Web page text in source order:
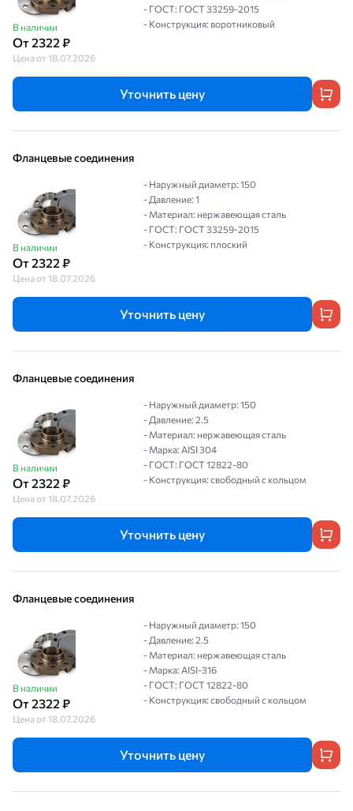
В наличии
От 2322 ₽
Цена от 18.07.2026
- ГОСТ: ГОСТ 33259-2015
- Конструкция: воротниковый
Уточнить цену
Фланцевые соединения
В наличии
От 2322 ₽
Цена от 18.07.2026
- Наружный диаметр: 150
- Давление: 1
- Материал: нержавеющая сталь
- ГОСТ: ГОСТ 33259-2015
- Конструкция: плоский
Уточнить цену
Фланцевые соединения
В наличии
От 2322 ₽
Цена от 18.07.2026
- Наружный диаметр: 150
- Давление: 2.5
- Материал: нержавеющая сталь
- Марка: AISI 304
- ГОСТ: ГОСТ 12822-80
- Конструкция: свободный с кольцом
Уточнить цену
Фланцевые соединения
В наличии
От 2322 ₽
Цена от 18.07.2026
- Наружный диаметр: 150
- Давление: 2.5
- Материал: нержавеющая сталь
- Марка: AISI-316
- ГОСТ: ГОСТ 12822-80
- Конструкция: свободный с кольцом
Уточнить цену